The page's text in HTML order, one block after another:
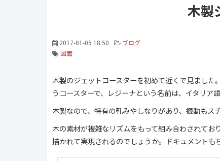
木製
2017-01-05 18:50
ブログ
図面
木製のジェットコースターを初めて近くで見まし
うコースターで、レジーナという名前は、イタリア
木製なので、特有の軋みやしなりがあり、振動もス
木の素材が複雑なリズムをもって組み合わされて
描かれて実現されるのでしょうか。ドキュメントも